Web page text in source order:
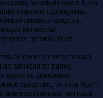
образом проведены.
средств,
моменты:
должна быть
со своего счета только
зачислили ранее.
вернуть денежные
средство, то они будут
методов